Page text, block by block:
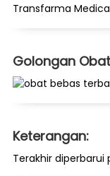
Transfarma
Golongan
Keterangan:
Terakhir diperbarui